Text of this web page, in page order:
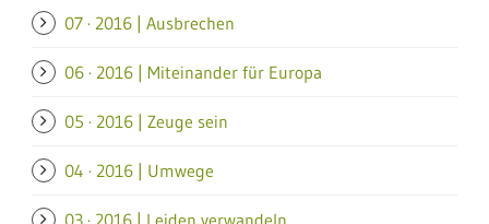
07 · 2016 | Ausbrechen
06 · 2016 | Miteinander für Europa
05 · 2016 | Zeuge sein
04 · 2016 | Umwege